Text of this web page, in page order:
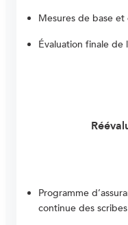
Mesures de base
Évaluation finale
Programme
continue des scribes